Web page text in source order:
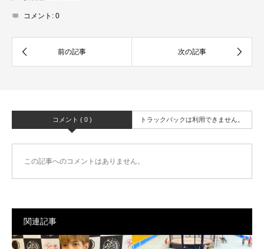
コメント: 0
コメント ( 0 ) トラックバックは利用できません。
この記事へのコメントはありません。
関連記事